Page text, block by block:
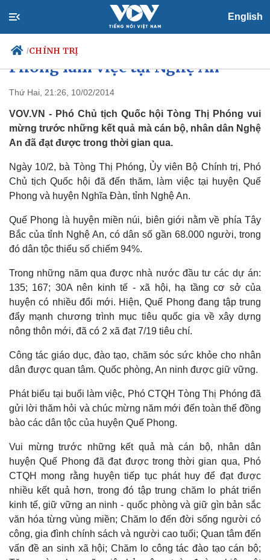
English
/CHÍNH TRỊ
Chính trị
Đảng
Tổ chức nhân sự
Nhận diện sự thật
Xã hội
Tin 24h
Dự báo thời tiết
Dấu ấn VOV
Việc làm
Biển đảo
Phó CT Quốc hội Tòng Thị
Phóng làm việc tại Nghệ An
Thứ Hai, 21:26, 10/02/2014
VOV.VN - Phó Chủ tịch Quốc hội Tòng Thị Phóng vui
mừng trước những kết quả mà cán bộ, nhân dân Nghệ
An đã đạt được trong thời gian qua.
Ngày 10/2, bà Tòng Thị Phóng, Ủy viên Bộ Chính trị, Phó
Chủ tịch Quốc hội đã đến thăm, làm việc tại huyện Quế
Phong và huyện Nghĩa Đàn, tỉnh Nghệ An.
Quế Phong là huyện miền núi, biên giới nằm về phía Tây
Bắc của tỉnh Nghệ An, có dân số gần 68.000 người, trong
đó dân tộc thiểu số chiếm 94%.
Trong những năm qua được nhà nước đầu tư các dự án:
135; 167; 30A nên kinh tế - xã hội, hạ tầng cơ sở của
huyện có nhiều đổi mới. Hiện, Quế Phong đang tập trung
đẩy mạnh chương trình mục tiêu quốc gia về xây dựng
nông thôn mới, đã có 2 xã đạt 7/19 tiêu chí.
Công tác giáo dục, đào tạo, chăm sóc sức khỏe cho nhân
dân được quan tâm. Quốc phòng, An ninh được giữ vững.
Phát biểu tại buổi làm việc, Phó CTQH Tòng Thị Phóng đã
gửi lời thăm hỏi và chúc mừng năm mới đến toàn thể đồng
bào các dân tộc của huyện Quế Phong.
Vui mừng trước những kết quả mà cán bộ, nhân dân
huyện Quế Phong đã đạt được trong thời gian qua, Phó
CTQH mong rằng huyện tiếp tục phát huy để đạt được
nhiều kết quả hơn, trong đó tập trung chăm lo phát triển
kinh tế, giữ vững an ninh - quốc phòng và giữ gìn bản sắc
văn hóa từng vùng miền; Chăm lo đến đời sống người có
công, gia đình chính sách và người cao tuổi; Quan tâm đến
vấn đề an sinh xã hội; Chăm lo công tác đào tạo cán bộ;